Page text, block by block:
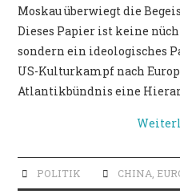
Moskau überwiegt die
Dieses Papier ist keine
sondern ein ideologisches
US-Kulturkampf nach
Atlantikbündnis eine
POLITIK CHINA,